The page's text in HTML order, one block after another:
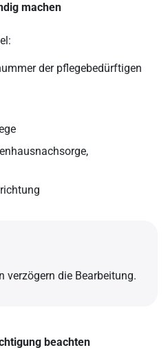
machen
der pflegebedürftigen
verzögern die Bearbeitung.
beachten